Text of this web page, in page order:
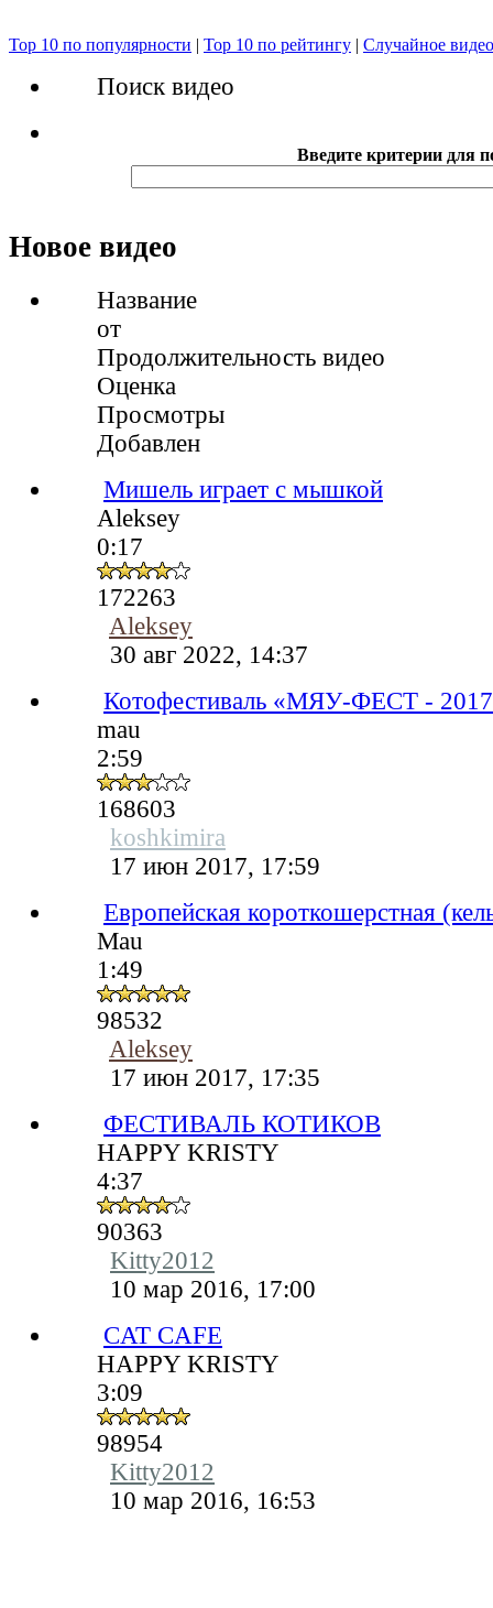
Top 10 по популярности | Top 10 по рейтингу | Случайное видео
Поиск видео
Введите критерии для
Новое видео
Название
от
Продолжительность видео
Оценка
Просмотры
Добавлен
Мишель играет с мышкой
Aleksey
0:17
172263
Aleksey
30 авг 2022, 14:37
Котофестиваль «МЯУ-ФЕСТ -
mau
2:59
168603
koshkimira
17 июн 2017, 17:59
Европейская короткошерстная
Mau
1:49
98532
Aleksey
17 июн 2017, 17:35
ФЕСТИВАЛЬ КОТИКОВ
HAPPY KRISTY
4:37
90363
Kitty2012
10 мар 2016, 17:00
CAT CAFE
HAPPY KRISTY
3:09
98954
Kitty2012
10 мар 2016, 16:53